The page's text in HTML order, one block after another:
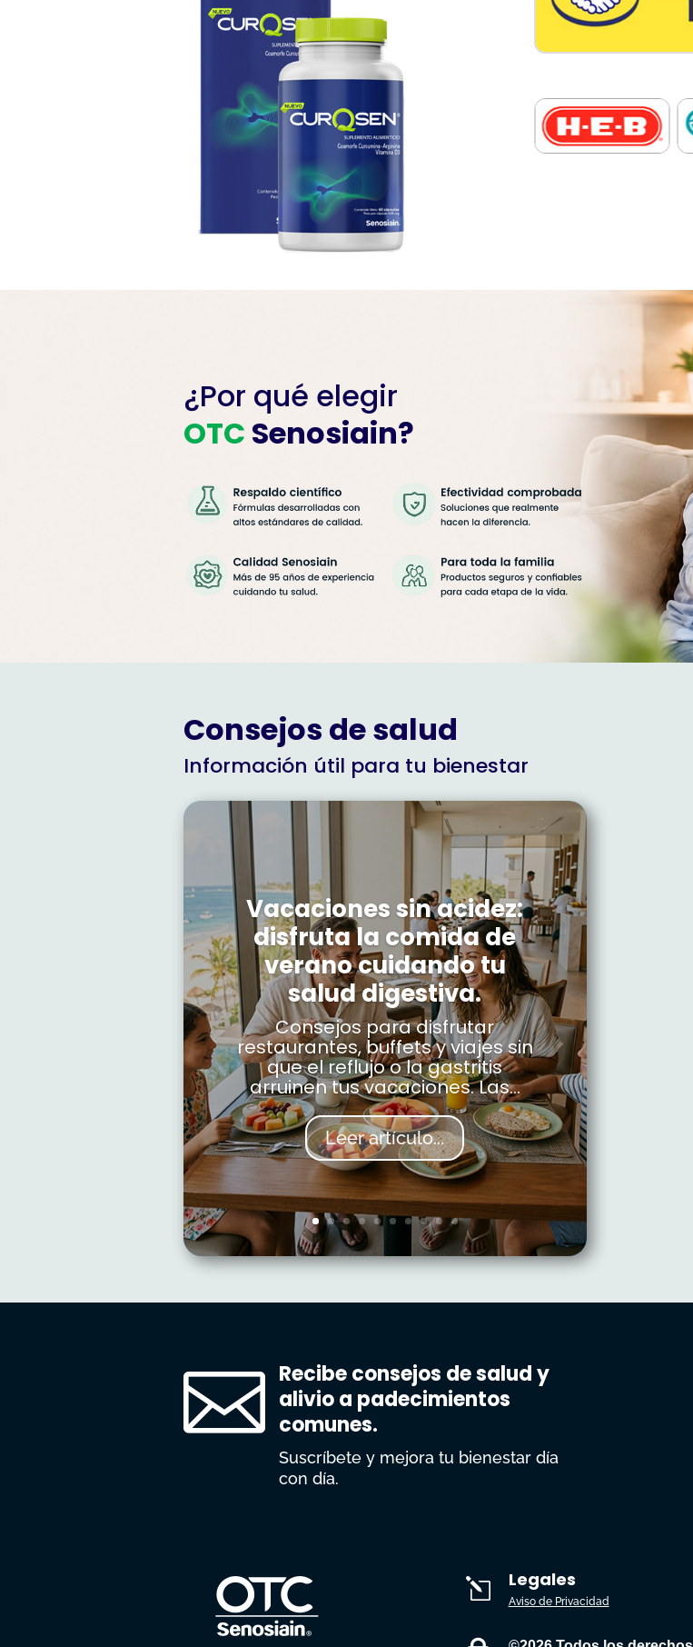
¿Por qué elegir
OTC Senosiain?
Consejos de salud
Información útil para tu bienestar
Vacaciones sin acidez:
disfruta la comida de
verano cuidando tu
salud digestiva.
Consejos para disfrutar
restaurantes, buffets y viajes sin
que el reflujo o la gastritis
arruinen tus vacaciones. Las...
Leer artículo...
 Recibe consejos de salud y
alivio a padecimientos
comunes.
Suscríbete y mejora tu bienestar día
con día.
l Legales
Aviso de Privacidad